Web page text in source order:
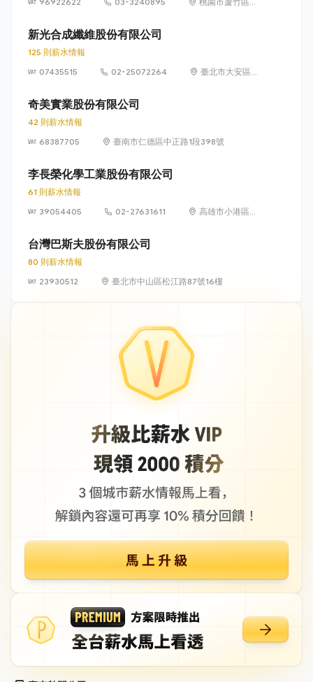
新光合成纖維股份有限公司
125 則薪水情報
07435515
02-25072264
臺北市大安區仁
奇美實業股份有限公司
42 則薪水情報
68387705
臺南市仁德區中正路1段398號
李長榮化學工業股份有限公司
61 則薪水情報
39054405
02-27631611
高雄市小港區中
台灣巴斯夫股份有限公司
80 則薪水情報
23930512
臺北市中山區松江路87號16樓